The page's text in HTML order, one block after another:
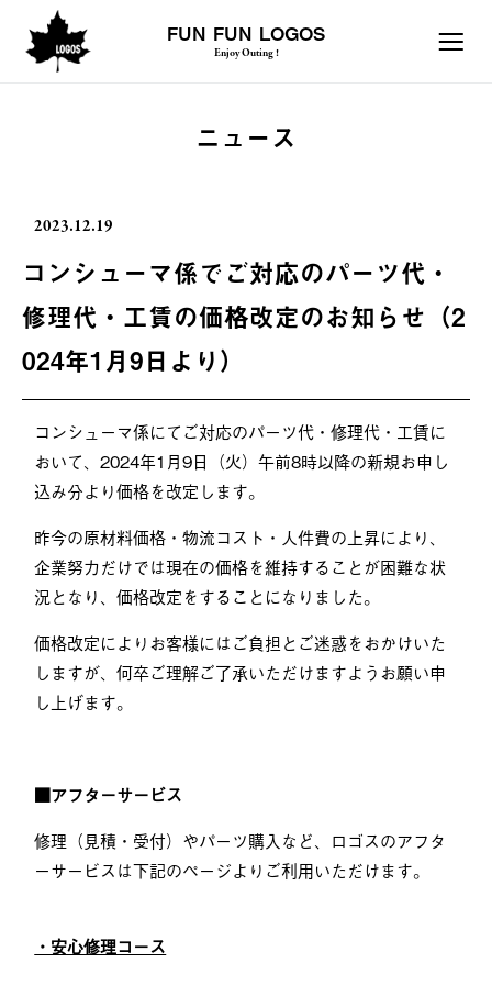
FUN FUN LOGOS
Enjoy Outing !
ニュース
2023.12.19
コンシューマ係でご対応のパーツ代・
修理代・工賃の価格改定のお知らせ（2
024年1月9日より）
コンシューマ係にてご対応のパーツ代・修理代・工賃に
おいて、2024年1月9日（火）午前8時以降の新規お申し
込み分より価格を改定します。
昨今の原材料価格・物流コスト・人件費の上昇により、
企業努力だけでは現在の価格を維持することが困難な状
況となり、価格改定をすることになりました。
価格改定によりお客様にはご負担とご迷惑をおかけいた
しますが、何卒ご理解ご了承いただけますようお願い申
し上げます。
■アフターサービス
修理（⾒積・受付）やパーツ購⼊など、ロゴスのアフタ
ーサービスは下記のページよりご利⽤いただけます。
・安心修理コース